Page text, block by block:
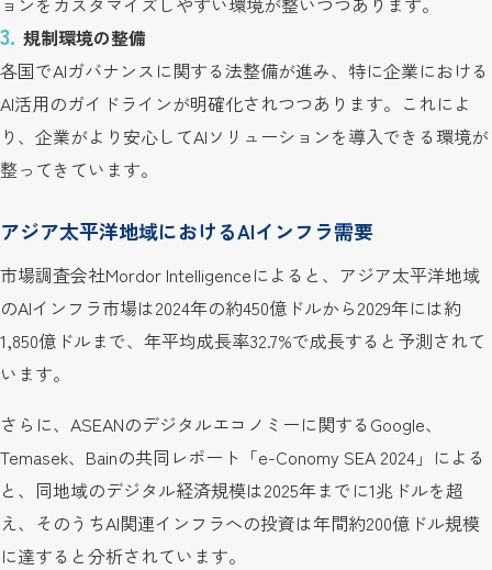
規制環境の整備
各国でAIガバナンスに関する法整備が進み、特に企業における
AI活用のガイドラインが明確化されつつあります。これによ
り、企業がより安心してAIソリューションを導入できる環境が
整ってきています。
アジア太平洋地域におけるAIインフラ需要
市場調査会社Mordor Intelligenceによると、アジア太平洋地域
のAIインフラ市場は2024年の約450億ドルから2029年には約
1,850億ドルまで、年平均成長率32.7%で成長すると予測されて
います。
さらに、ASEANのデジタルエコノミーに関するGoogle、
Temasek、Bainの共同レポート「e-Conomy SEA 2024」による
と、同地域のデジタル経済規模は2025年までに1兆ドルを超
え、そのうちAI関連インフラへの投資は年間約200億ドル規模
に達すると分析されています。